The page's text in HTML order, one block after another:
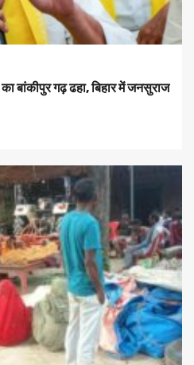
बांकीपुर गढ़ ढहा, बिहार में जनसुराज